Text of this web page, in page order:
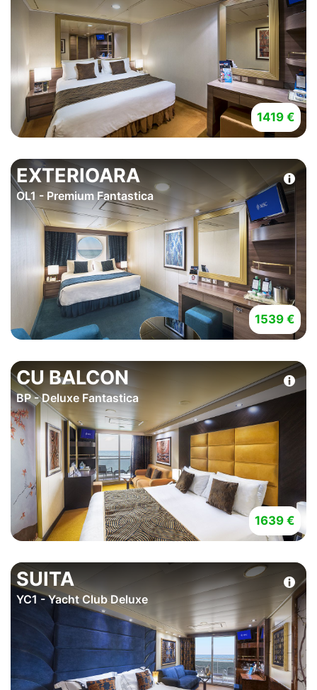
1419 €
EXTERIOARA
OL1 - Premium Fantastica
1539 €
CU BALCON
BP - Deluxe Fantastica
1639 €
SUITA
YC1 - Yacht Club Deluxe